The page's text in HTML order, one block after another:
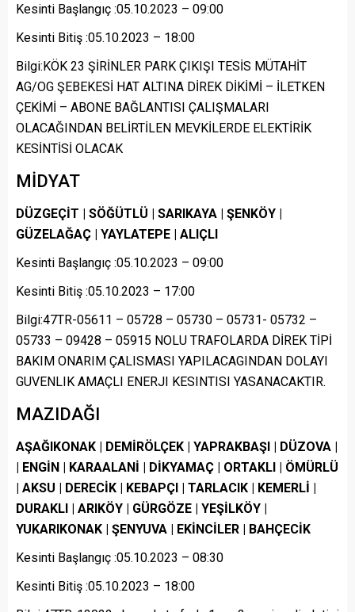
Kesinti Başlangıç :05.10.2023 – 09:00
Kesinti Bitiş :05.10.2023 – 18:00
Bilgi:KÖK 23 ŞİRİNLER PARK ÇIKIŞI TESİS MÜTAHİT
AG/OG ŞEBEKESİ HAT ALTINA DİREK DİKİMİ – İLETKEN
ÇEKİMİ – ABONE BAĞLANTISI ÇALIŞMALARI
OLACAĞINDAN BELİRTİLEN MEVKİLERDE ELEKTİRİK
KESİNTİSİ OLACAK
MİDYAT
DÜZGEÇİT | SÖĞÜTLÜ | SARIKAYA | ŞENKÖY |
GÜZELAĞAÇ | YAYLATEPE | ALIÇLI
Kesinti Başlangıç :05.10.2023 – 09:00
Kesinti Bitiş :05.10.2023 – 17:00
Bilgi:47TR-05611 – 05728 – 05730 – 05731- 05732 –
05733 – 09428 – 05915 NOLU TRAFOLARDA DİREK TİPİ
BAKIM ONARIM ÇALISMASI YAPILACAGINDAN DOLAYI
GUVENLIK AMAÇLI ENERJI KESINTISI YASANACAKTIR.
MAZIDAĞI
AŞAĞIKONAK | DEMİRÖLÇEK | YAPRAKBAŞI | DÜZOVA |
| ENGİN | KARAALANİ | DİKYAMAÇ | ORTAKLI | ÖMÜRLÜ
| AKSU | DERECİK | KEBAPÇI | TARLACIK | KEMERLİ |
DURAKLI | ARIKÖY | GÜRGÖZE | YEŞİLKÖY |
YUKARIKONAK | ŞENYUVA | EKİNCİLER | BAHÇECİK
Kesinti Başlangıç :05.10.2023 – 08:30
Kesinti Bitiş :05.10.2023 – 18:00